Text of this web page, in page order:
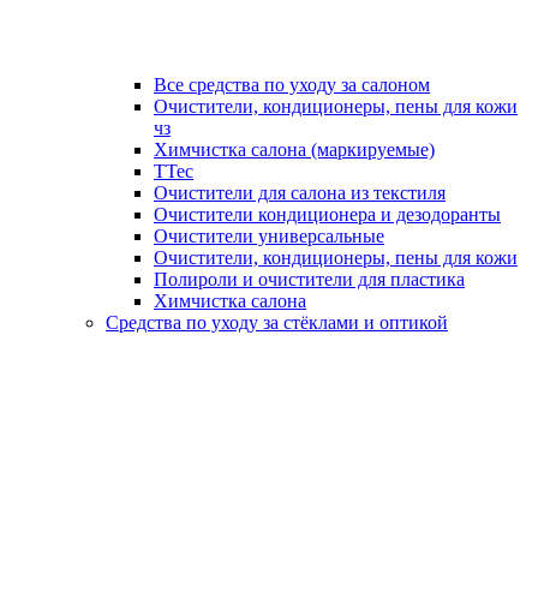
Все средства по уходу за салоном
Очистители, кондиционеры, пены для кожи
чз
Химчистка салона (маркируемые)
TTec
Очистители для салона из текстиля
Очистители кондиционера и дезодоранты
Очистители универсальные
Очистители, кондиционеры, пены для кожи
Полироли и очистители для пластика
Химчистка салона
Средства по уходу за стёклами и оптикой